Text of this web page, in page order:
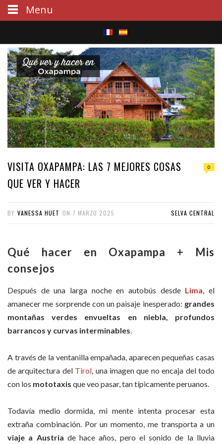
S
e
a
r
c
h
VISITA OXAPAMPA: LAS 7 MEJORES COSAS
QUE VER Y HACER
0
BY VANESSA HUET ON 7 MARZO 2025 SELVA CENTRAL
Qué hacer en Oxapampa + Mis
consejos
Después de una larga noche en autobús desde Lima , el
amanecer me sorprende con un paisaje inesperado: grandes
montañas verdes envueltas en niebla, profundos
barrancos y curvas interminables
A través de la ventanilla empañada, aparecen pequeñas casas
de arquitectura del Tirol, una imagen que no encaja del todo
con los mototaxis que veo pasar, tan típicamente peruanos.
Todavía medio dormida, mi mente intenta procesar esta
extraña combinación. Por un momento, me transporta a un
viaje a Austria de hace años, pero el sonido de la lluvia
Menu